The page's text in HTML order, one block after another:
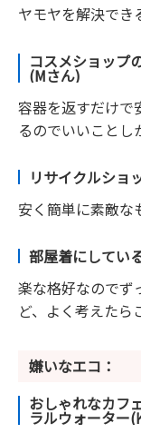
ヤモヤを解決でき
コスメショップ
(Mさん)
容器を返すだけで
るのでいいことし
リサイクルショ
安く簡単に素敵な
部屋着にしてい
楽な格好なのでず
ど、よく考えたら
嫌いなエコ：
おしゃれなカフ
ラルウォーター